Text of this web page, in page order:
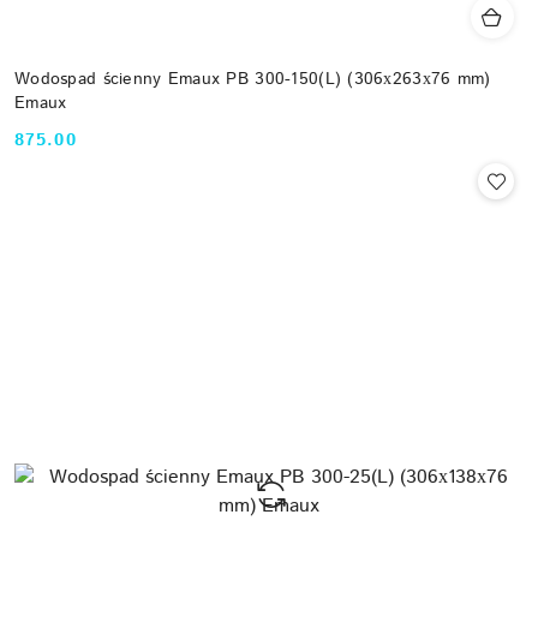
Wodospad ścienny Emaux PB 300-150(L) (306х263х76 mm)
Emaux
Cena:
875.00